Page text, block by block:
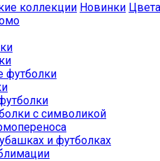
коллекции Новинки Цвета
футболки
с символикой
и футболках